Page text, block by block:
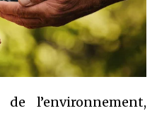
l’environnement,